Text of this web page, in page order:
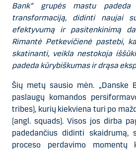
Bank“ grupės mastu padeda
transformaciją, didinti naujai
efektyvumą ir pasitenkinimą
Rimantė Petkevičienė pastebi,
skatinanti, veikla nestokoja
padeda kūrybiškumas ir drąsa
Šių metų sausio mėn. „Danske
paslaugų komandos
tribes), kurių kiekviena turi po
(angl. squads). Visos jos dirba
padedančius didinti skaidrumą,
proceso perdavimo